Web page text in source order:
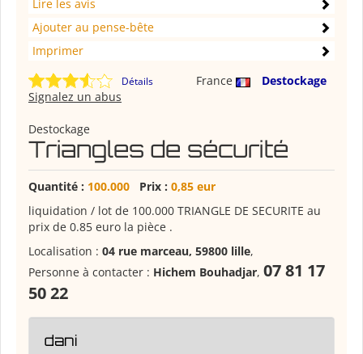
Lire les avis
Ajouter au pense-bête
Imprimer
Détails France
Destockage
Signalez un abus
Destockage
Triangles de sécurité
Quantité : 100.000 Prix : 0,85 eur
liquidation / lot de 100.000 TRIANGLE DE SECURITE au
prix de 0.85 euro la pièce .
Localisation : 04 rue marceau, 59800 lille,
Personne à contacter : Hichem Bouhadjar, 07 81 17
50 22
dani